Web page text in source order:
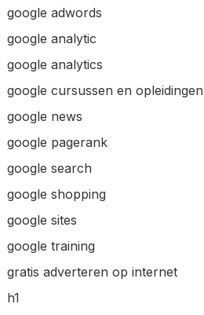
google adwords
google analytic
google analytics
google cursussen en opleidingen
google news
google pagerank
google search
google shopping
google sites
google training
gratis adverteren op internet
h1